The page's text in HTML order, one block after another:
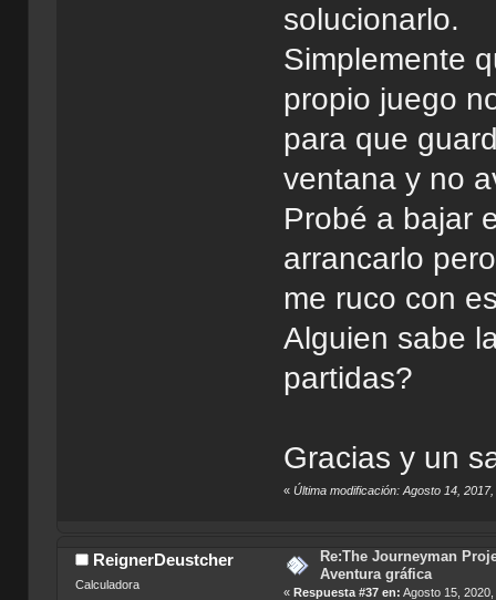
solucionarlo.
Simplemente
propio juego
para que
ventana y no
Probé a bajar
arrancarlo
me ruco con
Alguien sabe
partidas?
Gracias y un
«Última modificación: Agosto 14,
ReignerDeustcher
Calculadora
Re:The Journeyman
Aventura gráfica
«Respuesta #37 en: Agosto 15,